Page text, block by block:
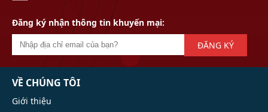
Đăng ký nhận thông tin khuyến mại:
ĐĂNG KÝ
VỀ CHÚNG TÔI
Giới thiệu